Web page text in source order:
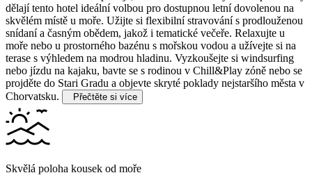
dělají tento hotel ideální volbou pro dostupnou letní dovolenou na
skvělém místě u moře. Užijte si flexibilní stravování s prodlouženou
snídaní a časným obědem, jakož i tematické večeře. Relaxujte u
moře nebo u prostorného bazénu s mořskou vodou a užívejte si na
terase s výhledem na modrou hladinu. Vyzkoušejte si windsurfing
nebo jízdu na kajaku, bavte se s rodinou v Chill&Play zóně nebo se
projděte do Stari Gradu a objevte skryté poklady nejstaršího města v
Chorvatsku.
Přečtěte si více
Skvělá poloha kousek od moře